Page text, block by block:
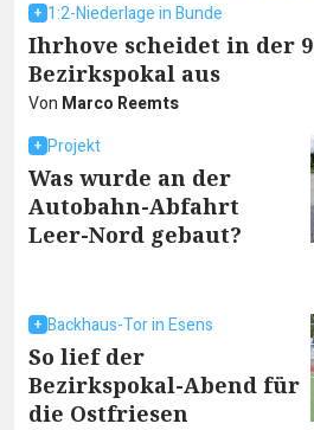
1:2-Niederlage in Bunde
Ihrhove scheidet in der
Bezirkspokal aus
Von Marco Reemts
Projekt
Was wurde an der
Autobahn-Abfahrt
Leer-Nord gebaut?
Backhaus-Tor in Esens
So lief der
Bezirkspokal-Abend für
die Ostfriesen